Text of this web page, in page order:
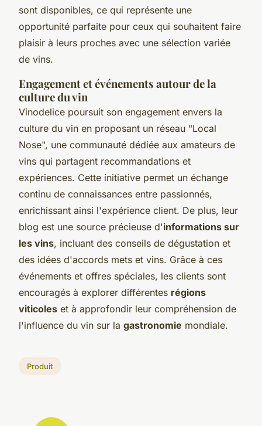
sont disponibles, ce qui représente une
opportunité parfaite pour ceux qui souhaitent faire
plaisir à leurs proches avec une sélection variée
de vins.
Engagement et événements autour de la
culture du vin
Vinodelice poursuit son engagement envers la
culture du vin en proposant un réseau "Local
Nose", une communauté dédiée aux amateurs de
vins qui partagent recommandations et
expériences. Cette initiative permet un échange
continu de connaissances entre passionnés,
enrichissant ainsi l'expérience client. De plus, leur
blog est une source précieuse d'informations sur
les vins, incluant des conseils de dégustation et
des idées d'accords mets et vins. Grâce à ces
événements et offres spéciales, les clients sont
encouragés à explorer différentes régions
viticoles et à approfondir leur compréhension de
l'influence du vin sur la gastronomie mondiale.
Produit